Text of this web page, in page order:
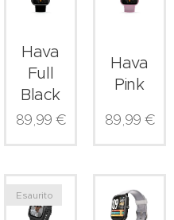
Hava
Full
Black
89,99 €
Hava
Pink
89,99 €
Esaurito